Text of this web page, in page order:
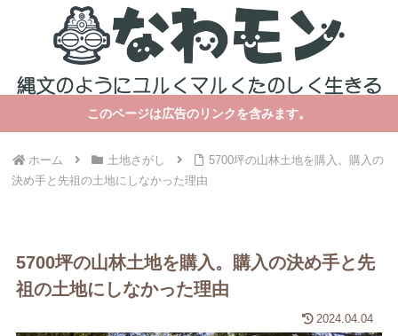
このページは広告のリンクを含みます。
ホーム 土地さがし
5700坪の山林土地を購入。購入の
決め手と先祖の土地にしなかった理由
5700坪の山林土地を購入。購入の決め手と先
祖の土地にしなかった理由
2024.04.04